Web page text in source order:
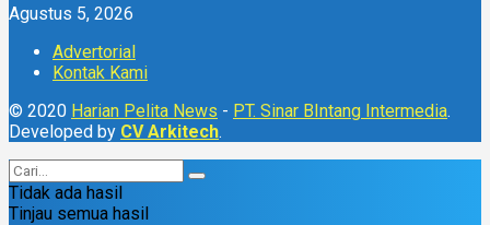
Agustus 5, 2026
Advertorial
Kontak Kami
© 2020 Harian Pelita News - PT. Sinar BIntang Intermedia.
Developed by CV Arkitech.
Tidak ada hasil
Tinjau semua hasil